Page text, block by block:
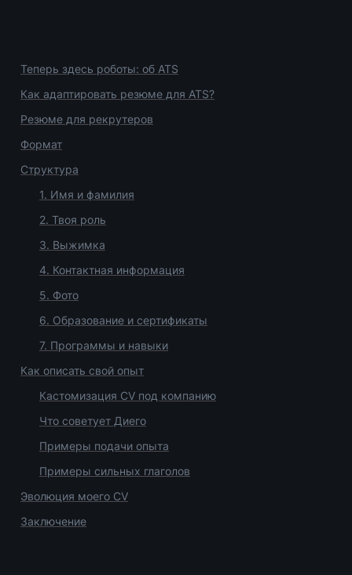
Теперь здесь роботы: об ATS
Как адаптировать резюме для ATS?
Резюме для рекрутеров
Формат
Структура
1. Имя и фамилия
2. Твоя роль
3. Выжимка
4. Контактная информация
5. Фото
6. Образование и сертификаты
7. Программы и навыки
Как описать свой опыт
Кастомизация CV под компанию
Что советует Диего
Примеры подачи опыта
Примеры сильных глаголов
Эволюция моего CV
Заключение